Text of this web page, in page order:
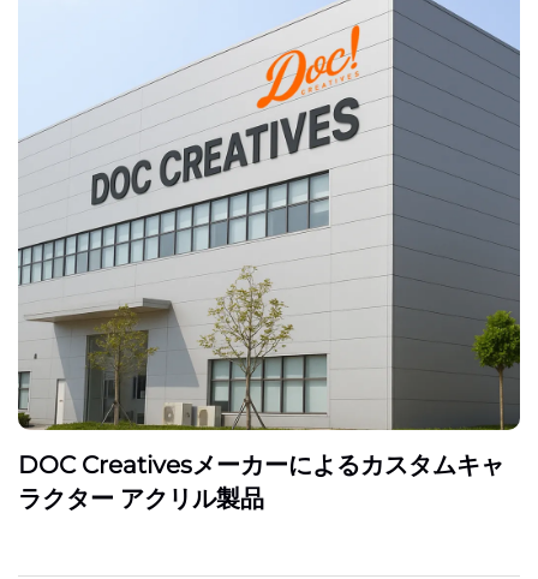
DOC Creativesメーカーによるカスタムキャ
ラクター アクリル製品